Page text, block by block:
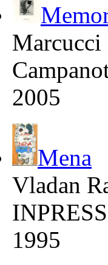
Marcucci
2005
Mena
Vladan
INPRESS
1995